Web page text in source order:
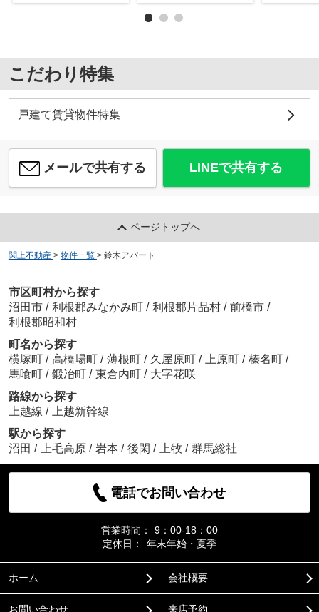
こだわり特集
戸建て賃貸物件特集
メールで共有する LINEで共有する
ページトップへ
関上不動産 > 物件一覧 > 鈴木アパート
市区町村から探す
沼田市 / 利根郡みなかみ町 / 利根郡片品村 / 前橋市 /
利根郡昭和村
町名から探す
横塚町 / 高橋場町 / 薄根町 / 久屋原町 / 上原町 / 榛名町 /
馬喰町 / 鍛冶町 / 東倉内町 / 大字花咲
路線から探す
上越線 /
上越新幹線
駅から探す
沼田 / 上毛高原 / 岩本 / 後閑 / 上牧 / 群馬総社
電話でお問い合わせ
営業時間：
9：00-18：00
定休日：
年末年始・夏季
ホーム 会社概要
お問い合わせ 来店予約